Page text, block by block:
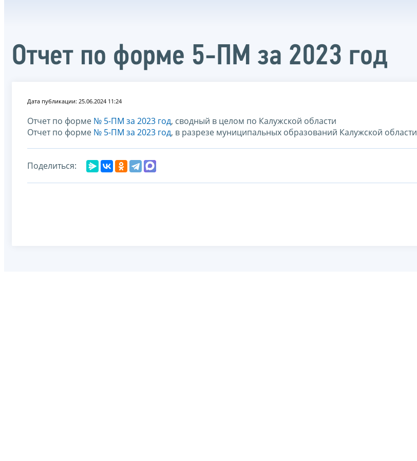
Отчет по форме 5-ПМ за 2023 год
Дата публикации: 25.06.2024 11:24
Отчет по форме № 5-ПМ за 2023 год, сводный в целом по Калужской области
Отчет по форме № 5-ПМ за 2023 год, в разрезе муниципальных образований Калужской области
Поделиться: